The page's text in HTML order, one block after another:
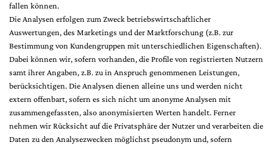
fallen können.
Die Analysen erfolgen zum Zweck betriebswirtschaftlicher
Auswertungen, des Marketings und der Marktforschung (z.B. zur
Bestimmung von Kundengruppen mit unterschiedlichen Eigenschaften).
Dabei können wir, sofern vorhanden, die Profile von registrierten Nutzern
samt ihrer Angaben, z.B. zu in Anspruch genommenen Leistungen,
berücksichtigen. Die Analysen dienen alleine uns und werden nicht
extern offenbart, sofern es sich nicht um anonyme Analysen mit
zusammengefassten, also anonymisierten Werten handelt. Ferner
nehmen wir Rücksicht auf die Privatsphäre der Nutzer und verarbeiten die
Daten zu den Analysezwecken möglichst pseudonym und, sofern